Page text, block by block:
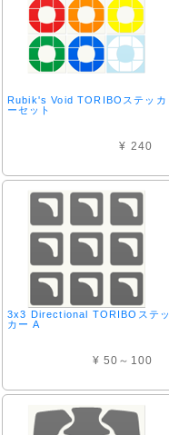
Rubik's Void TORIBOステッカ
ーセット
¥ 240
3x3 Directional TORIBOステッ
カー A
¥ 50～100